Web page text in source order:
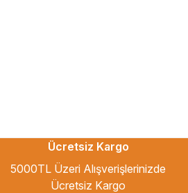
Ücretsiz Kargo
5000TL Üzeri Alışverişlerinizde
Ücretsiz Kargo